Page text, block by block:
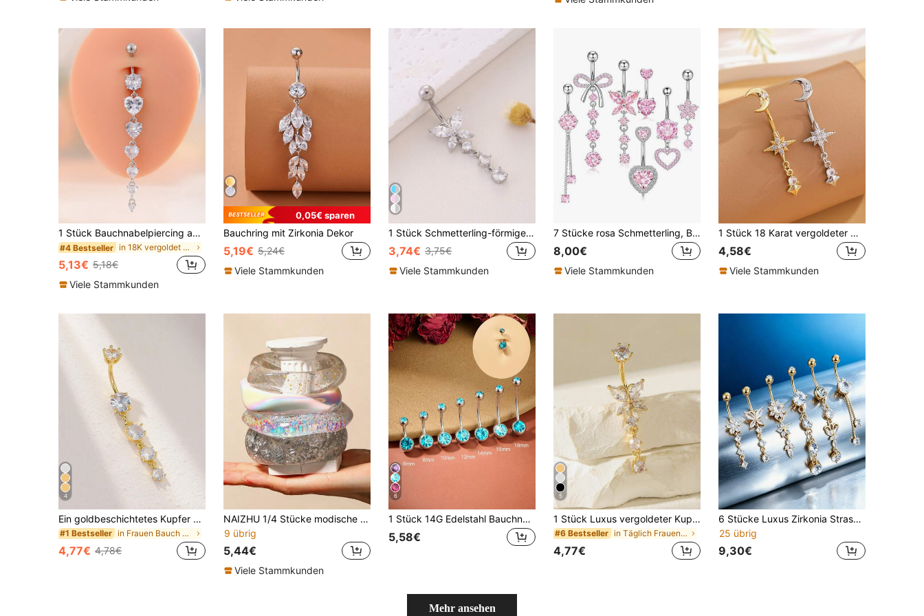
1 Stück Bauchnabelpiercing aus Edelstahl mit langem Anhänger, 6 Stücke Herz-Zirkonia-Intarsien, Piercingschmuck für Damen
#4 Bestseller in 18K vergoldet Frauen Bauch Ring
5,13€ 5,18€
Viele Stammkunden
0,05€ sparen
Bauchring mit Zirkonia Dekor
5,19€ 5,24€
Viele Stammkunden
1 Stück Schmetterling-förmiger 3-Stein Zirkonia Hänge-Bauchnabelring, Klassische Mode für den täglichen Gebrauch & als Geschenk
3,74€ 3,75€
Viele Stammkunden
7 Stücke rosa Schmetterling, Blumen, herzförmiger Edelstahl Bauchnabelringe, Piercing Schmuck geeignet für den täglichen Gebrauch
8,00€
Viele Stammkunden
1 Stück 18 Karat vergoldeter Mond & 8-zackiger Stern Bauchnabel Ring Anhänger, klassischer Bauchnabel Piercing Schmuck aus Edelstahl für den täglichen Gebrauch
4,58€
Viele Stammkunden
4
Ein goldbeschichtetes Kupfer Bauchnabelpiercing mit einem langen Einlegesystem, geeignet für Damen zum Tragen auf Partys, Events und täglichen Anlässen.
#1 Bestseller in Frauen Bauch Ring
4,77€ 4,78€
NAIZHU 1/4 Stücke modische hochwertige geometrische irisierende Harzarmbänder, Teenager Alltags- und Partyaccessoires
9 übrig
5,44€
Viele Stammkunden
6
1 Stück 14G Edelstahl Bauchnabelring, mit kubischem Zirkonia besetzt, eleganter klassischer Bauchnabelring, geeignet für den täglichen Gebrauch, zarte Bauchnabel-Piercingschmuck für Frauen, Schaftlänge 6/8/10/12/14/16/18mm erhältlich, geeignet für Urlaub & Alltag, blauer kubischer Zirkonia
5,58€
5
1 Stück Luxus vergoldeter Kupfer Herz-förmiger Schmetterling Kristall Bauchnabelring aus Edelstahl, geeignet für Frauen, Valentinstag, Erntedankfest, Halloween, Ostern, Weihnachten, Geburtstag Geschenk, Bar Party, Strandparty, täglicher Gebrauch
#6 Bestseller in Täglich Frauen Körperschmuck
4,77€
6 Stücke Luxus Zirkonia Strass Bauchnabelringe | Titan Stahl Hypoallergen Nicht verblassend Schmetterling/Blumen/Quasten Stile, geeignet für Strandurlaub
25 übrig
9,30€
Mehr ansehen